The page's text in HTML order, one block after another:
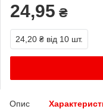
24,95 ₴
24,20 ₴ від 10 шт.
Опис